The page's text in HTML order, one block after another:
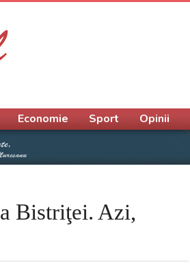
Bistriţei. Azi,
Economie Sport Opinii